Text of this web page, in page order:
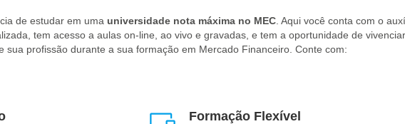
de estudar em uma universidade nota máxima no MEC . Aqui você conta com o
tem acesso a aulas on-line, ao vivo e gravadas, e tem a oportunidade de vivenciar
sua profissão durante a sua formação em Mercado Financeiro. Conte com:
Formação Flexível